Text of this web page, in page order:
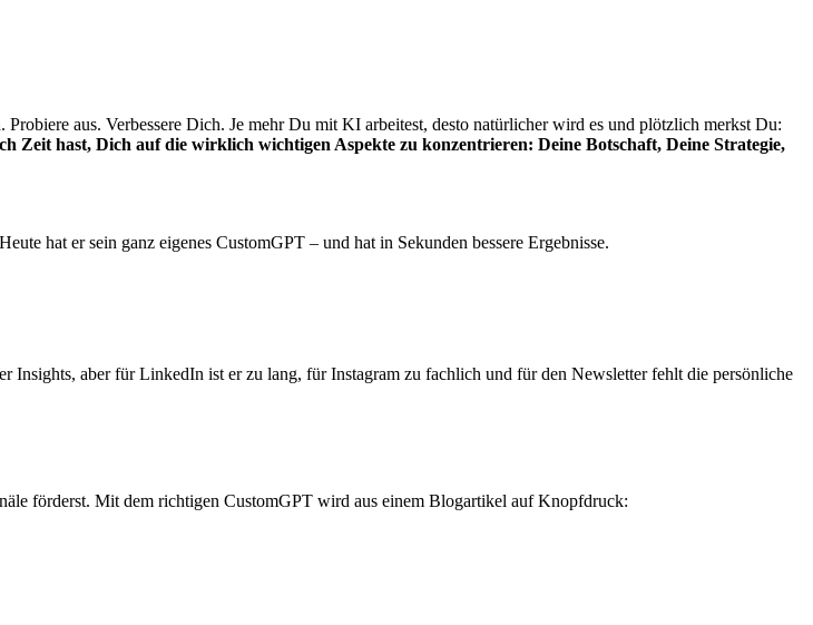
aus. Verbessere Dich. Je mehr Du mit KI arbeitest, desto natürlicher wird es und plötzlich merkst Du:
Zeit hast, Dich auf die wirklich wichtigen Aspekte zu konzentrieren: Deine Botschaft, Deine Strategie,
hat er sein ganz eigenes CustomGPT – und hat in Sekunden bessere Ergebnisse.
aber für LinkedIn ist er zu lang, für Instagram zu fachlich und für den Newsletter fehlt die persönliche
förderst. Mit dem richtigen CustomGPT wird aus einem Blogartikel auf Knopfdruck: